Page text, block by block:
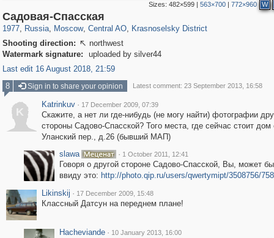
Sizes:482×599 |563×700 |772×960 W
Садовая-Спасская
1977, Russia
1,407,406 29,248
, Moscow
319,882 8,286
, Central AO
160,021 5,916
, Krasnoselsky District
Shooting direction:  northwest
Watermark signature:
uploaded by silver44
Last edit 16 August 2018, 21:59
8
Sign in to share your opinion Latest comment: 23 September 2013, 16:58
K
Katrinkuv · 17 December 2009, 07:39
Скажите, а нет ли где-нибудь (не могу найти) фотографии
стороны Садово-Спасской? Того места, где сейчас стоит
Уланский пер., д.26 (бывший МАП)
slawa
· 1 October 2011, 12:41
Говоря о другой стороне Садово-Спасской, Вы, может
ввиду это: http://photo.qip.ru/users/qwertymipt/3508756/
Likinskij · 17 December 2009, 15:48
Классный Датсун на переднем плане!
Hacheviande · 10 January 2013, 16:00